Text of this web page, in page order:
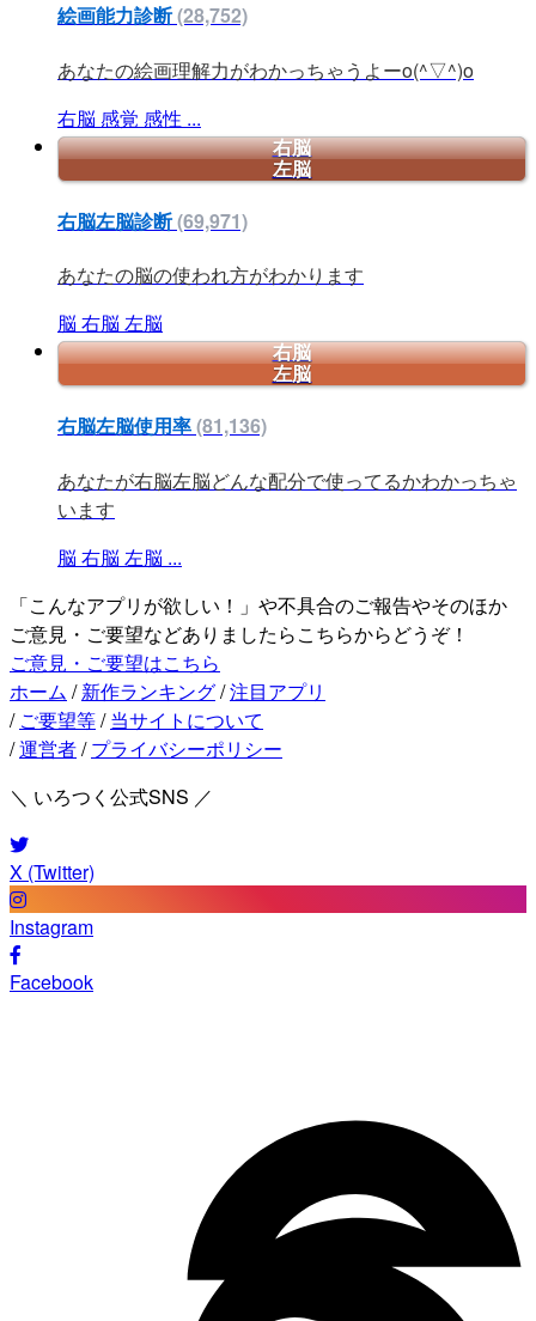
絵画能力診断(28,752)
あなたの絵画理解力がわかっちゃうよーo(^▽^)o
右脳 感覚 感性 ...
右脳
左脳
右脳左脳診断(69,971)
あなたの脳の使われ方がわかります
脳 右脳 左脳
右脳
左脳
右脳左脳使用率(81,136)
あなたが右脳左脳どんな配分で使ってるかわかっちゃ
います
脳 右脳 左脳 ...
「こんなアプリが欲しい！」や不具合のご報告やそのほか
ご意見・ご要望などありましたらこちらからどうぞ！
ご意見・ご要望はこちら
ホーム / 新作ランキング/注目アプリ
/ ご要望等/ 当サイトについて
/運営者/ プライバシーポリシー
＼ いろつく公式SNS ／
X (Twitter)
Instagram
Facebook